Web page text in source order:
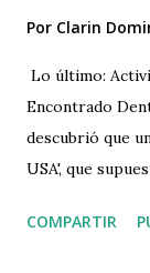
Por Clarin
Lo último:
Encontrado
descubrió que
USA', que
el Capitolio el
COMPARTIR